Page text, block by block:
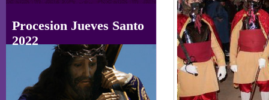
Procesion Jueves Santo
2022